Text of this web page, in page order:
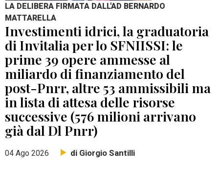
LA DELIBERA FIRMATA DALL'AD BERNARDO
MATTARELLA
Investimenti idrici, la graduatoria
di Invitalia per lo SFNIISSI: le
prime 39 opere ammesse al
miliardo di finanziamento del
post-Pnrr, altre 53 ammissibili ma
in lista di attesa delle risorse
successive (576 milioni arrivano
già dal Dl Pnrr)
04 Ago 2026 di Giorgio Santilli